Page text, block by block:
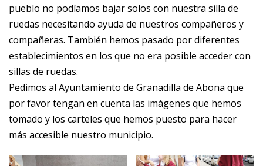
pueblo no podíamos bajar solos con nuestra silla de
ruedas necesitando ayuda de nuestros compañeros y
compañeras. También hemos pasado por diferentes
establecimientos en los que no era posible acceder con
sillas de ruedas.
Pedimos al Ayuntamiento de Granadilla de Abona que
por favor tengan en cuenta las imágenes que hemos
tomado y los carteles que hemos puesto para hacer
más accesible nuestro municipio.